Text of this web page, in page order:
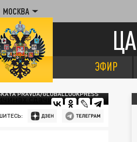
МОСКВА
ЭФИР
PRAVDA/GLOBALLOOKPRESS